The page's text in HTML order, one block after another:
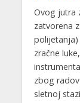
Ovog jutra
zatvorena
zračne
zbog
sletnoj